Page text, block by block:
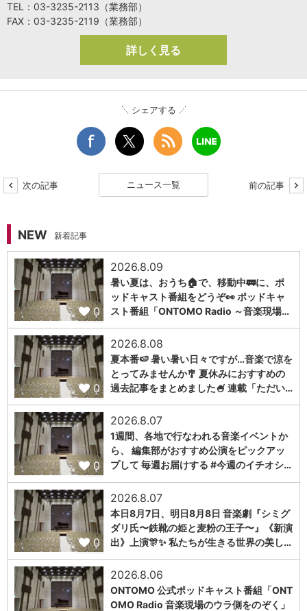
TEL：03-3235-2113（業務部）
FAX：03-3235-2119（業務部）
詳しく見る
シェアする
次の記事 ニュース一覧 前の記事
NEW 新着記事
0
2026.8.09
暑い夏は、おうち🏠で、移動中🚃に、ポ
ッドキャスト番組をどうぞ👀 ポッドキャ
スト番組「ONTOMO Radio ～音楽現場…
0
2026.8.08
夏本番🍉 暑い暑い日々ですが…音楽で涼を
とってみませんか🎐 夏休みにおすすめの
過去記事をまとめました🍧 連載「ただい…
0
2026.8.07
1週間、各地で行なわれる音楽イベントか
ら、 編集部がおすすめ公演をピックアッ
プして 毎週お届けする #今週のイチオシ…
0
2026.8.07
本日8月7日、明日8月8日 音楽劇『シミグ
ダリ氏〜鉄靴の姫と麦粉の王子〜』《新演
出》上演🎊✨ 私たちが生きる世界の美し…
2026.8.06
ONTOMO 公式ポッドキャスト番組「ONT
OMO Radio 音楽現場のウラ側をのぞく」